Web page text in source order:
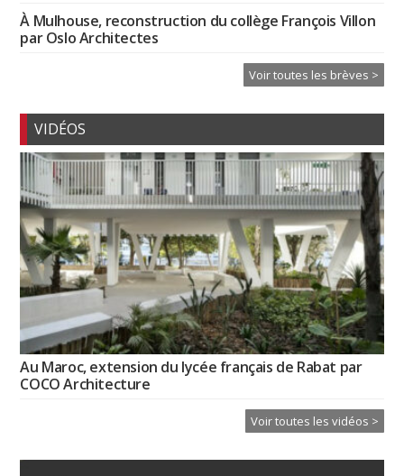
À Mulhouse, reconstruction du collège François Villon
par Oslo Architectes
Voir toutes les brèves >
VIDÉOS
Au Maroc, extension du lycée français de Rabat par
COCO Architecture
Voir toutes les vidéos >